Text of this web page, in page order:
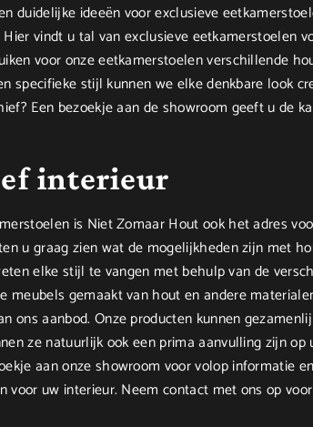
duidelijke ideeën voor exclusieve
vindt u tal van exclusieve eetkamerstoelen
voor onze eetkamerstoelen verschillende
specifieke stijl kunnen we elke denkbare look
Een bezoekje aan de showroom geeft u de
interieur
is Niet Zomaar Hout ook het adres
u graag zien wat de mogelijkheden zijn met
elke stijl te vangen met behulp van de
meubels gemaakt van hout en andere
ons aanbod. Onze producten kunnen
ze natuurlijk ook een prima aanvulling zijn
aan onze showroom voor volop informatie
voor uw interieur. Neem contact met ons op